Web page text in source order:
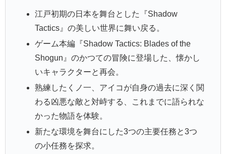
江戸初期の日本を舞台とした『Shadow
Tactics』の美しい世界に舞い戻る。
ゲーム本編『Shadow Tactics: Blades of the
Shogun』のかつての冒険に登場した、懐かし
いキャラクターと再会。
熟練したくノ一、アイコが自身の過去に深く関
わる凶悪な敵と対峙する、これまでに語られな
かった物語を体験。
新たな環境を舞台にした3つの主要任務と3つ
の小任務を探求。